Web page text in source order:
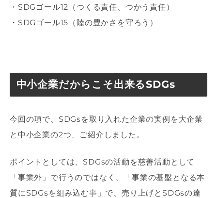
・SDGゴール12（つくる責任、つかう責任）
・SDGゴール15（陸の豊かさを守ろう）
中小企業だからこそ出来るSDGs
今回の項で、SDGsを取り入れた企業の実例を大企業
と中小企業の2つ、ご紹介しました。
ポイントとしては、SDGsの活動を慈善活動として
「事業外」で行うのではなく、「事業の基盤となる本
質にSDGsを組み込む事」で、売り上げとSDGsの達